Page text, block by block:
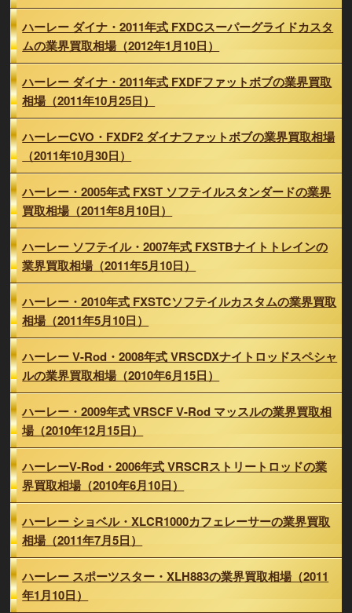
ハーレー ダイナ・2011年式 FXDCスーパーグライドカスタ
ムの業界買取相場（2012年1月10日）
ハーレー ダイナ・2011年式 FXDFファットボブの業界買取
相場（2011年10月25日）
ハーレーCVO・FXDF2 ダイナファットボブの業界買取相場
（2011年10月30日）
ハーレー・2005年式 FXST ソフテイルスタンダードの業界
買取相場（2011年8月10日）
ハーレー ソフテイル・2007年式 FXSTBナイトトレインの
業界買取相場（2011年5月10日）
ハーレー・2010年式 FXSTCソフテイルカスタムの業界買取
相場（2011年5月10日）
ハーレー V-Rod・2008年式 VRSCDXナイトロッドスペシャ
ルの業界買取相場（2010年6月15日）
ハーレー・2009年式 VRSCF V-Rod マッスルの業界買取相
場（2010年12月15日）
ハーレーV-Rod・2006年式 VRSCRストリートロッドの業
界買取相場（2010年6月10日）
ハーレー ショベル・XLCR1000カフェレーサーの業界買取
相場（2011年7月5日）
ハーレー スポーツスター・XLH883の業界買取相場（2011
年1月10日）